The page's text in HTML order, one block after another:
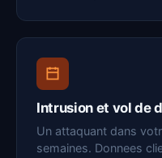
Intrusion et vol de
Un attaquant dans
semaines. Donnees